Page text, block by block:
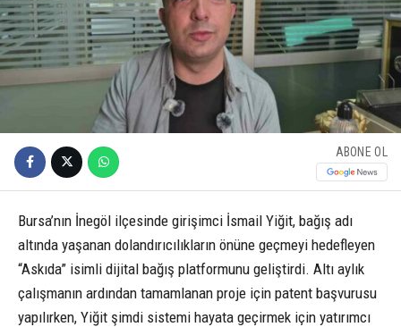
ABONE OL
Bursa’nın İnegöl ilçesinde girişimci İsmail Yiğit, bağış adı
altında yaşanan dolandırıcılıkların önüne geçmeyi hedefleyen
“Askıda” isimli dijital bağış platformunu geliştirdi. Altı aylık
çalışmanın ardından tamamlanan proje için patent başvurusu
yapılırken, Yiğit şimdi sistemi hayata geçirmek için yatırımcı